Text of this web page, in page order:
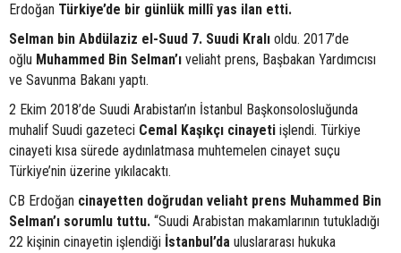
Erdoğan Türkiye’de bir günlük millî yas ilan etti.
Selman bin Abdülaziz el-Suud 7. Suudi Kralı oldu. 2017’de
oğlu Muhammed Bin Selman’ı veliaht prens, Başbakan Yardımcısı
ve Savunma Bakanı yaptı.
2 Ekim 2018’de Suudi Arabistan’ın İstanbul Başkonsolosluğunda
muhalif Suudi gazeteci Cemal Kaşıkçı cinayeti işlendi. Türkiye
cinayeti kısa sürede aydınlatmasa muhtemelen cinayet suçu
Türkiye’nin üzerine yıkılacaktı.
CB Erdoğan cinayetten doğrudan veliaht prens Muhammed Bin
Selman’ı sorumlu tuttu. “Suudi Arabistan makamlarının tutukladığı
22 kişinin cinayetin işlendiği İstanbul’da uluslararası hukuka